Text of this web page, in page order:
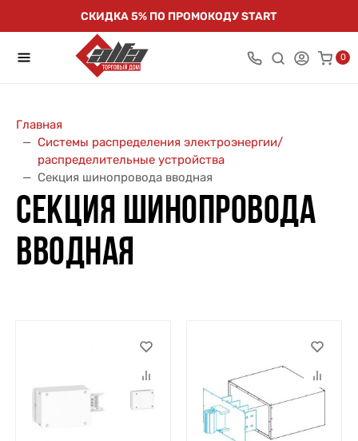
СКИДКА 5% ПО ПРОМОКОДУ START
0
Главная
Системы распределения электроэнергии/
распределительные устройства
Секция шинопровода вводная
СЕКЦИЯ ШИНОПРОВОДА
ВВОДНАЯ